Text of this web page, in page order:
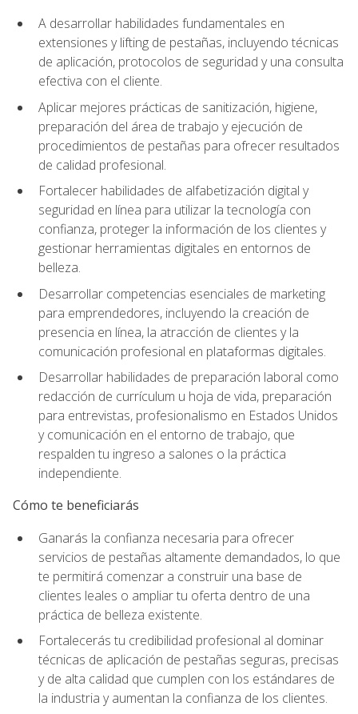
A desarrollar habilidades fundamentales en
extensiones y lifting de pestañas, incluyendo técnicas
de aplicación, protocolos de seguridad y una consulta
efectiva con el cliente.
Aplicar mejores prácticas de sanitización, higiene,
preparación del área de trabajo y ejecución de
procedimientos de pestañas para ofrecer resultados
de calidad profesional.
Fortalecer habilidades de alfabetización digital y
seguridad en línea para utilizar la tecnología con
confianza, proteger la información de los clientes y
gestionar herramientas digitales en entornos de
belleza.
Desarrollar competencias esenciales de marketing
para emprendedores, incluyendo la creación de
presencia en línea, la atracción de clientes y la
comunicación profesional en plataformas digitales.
Desarrollar habilidades de preparación laboral como
redacción de currículum u hoja de vida, preparación
para entrevistas, profesionalismo en Estados Unidos
y comunicación en el entorno de trabajo, que
respalden tu ingreso a salones o la práctica
independiente.
Cómo te beneficiarás
Ganarás la confianza necesaria para ofrecer
servicios de pestañas altamente demandados, lo que
te permitirá comenzar a construir una base de
clientes leales o ampliar tu oferta dentro de una
práctica de belleza existente.
Fortalecerás tu credibilidad profesional al dominar
técnicas de aplicación de pestañas seguras, precisas
y de alta calidad que cumplen con los estándares de
la industria y aumentan la confianza de los clientes.